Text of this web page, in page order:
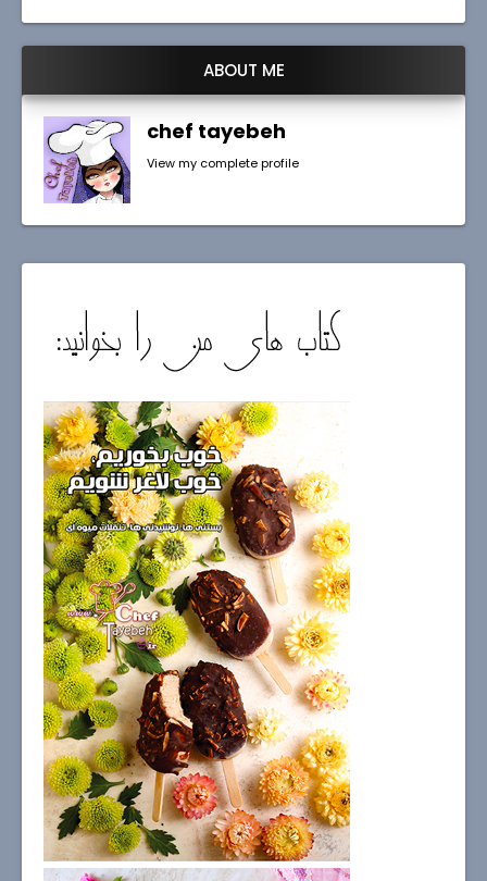
ABOUT ME
chef tayebeh
View my complete profile